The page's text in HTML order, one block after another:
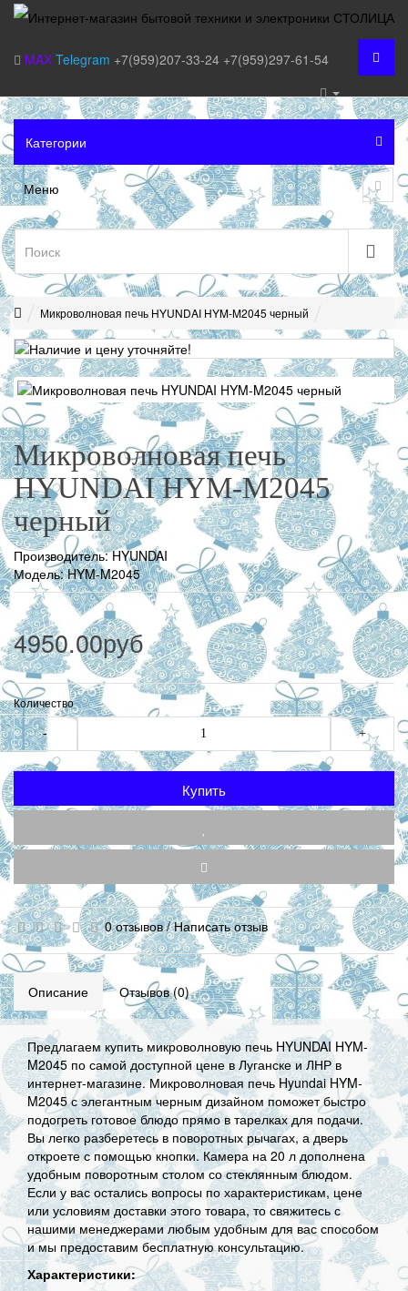
MAX Telegram +7(959)207-33-24 +7(959)297-61-54
Категории
Меню
Микроволновая печь HYUNDAI HYM-M2045 черный
Микроволновая печь
HYUNDAI HYM-M2045
черный
Производитель:HYUNDAI
Модель: HYM-M2045
4950.00руб
Количество
- +
Купить
0 отзывов/Написать отзыв
Описание Отзывов (0)
Предлагаем купить микроволновую печь HYUNDAI HYM-
M2045 по самой доступной цене в Луганске и ЛНР в
интернет-магазине. Микроволновая печь Hyundai HYM-
M2045 с элегантным черным дизайном поможет быстро
подогреть готовое блюдо прямо в тарелках для подачи.
Вы легко разберетесь в поворотных рычагах, а дверь
откроете с помощью кнопки. Камера на 20 л дополнена
удобным поворотным столом со стеклянным блюдом.
Если у вас остались вопросы по характеристикам, цене
или условиям доставки этого товара, то свяжитесь с
нашими менеджерами любым удобным для вас способом
и мы предоставим бесплатную консультацию.
Характеристики: